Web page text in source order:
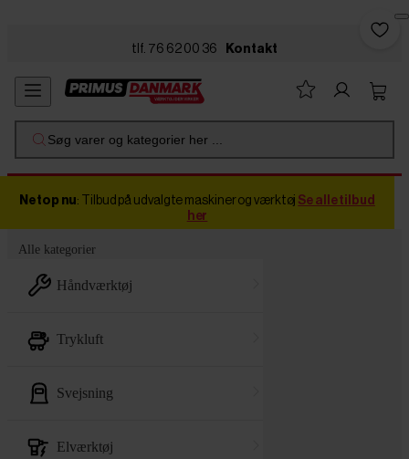
tlf. 76 62 00 36 Kontakt
Søg varer og kategorier her ...
Netop nu: Tilbud på udvalgte maskiner og værktøj Se alle tilbud
her
Alle kategorier
håndværktøj
trykluft
svejsning
elværktøj